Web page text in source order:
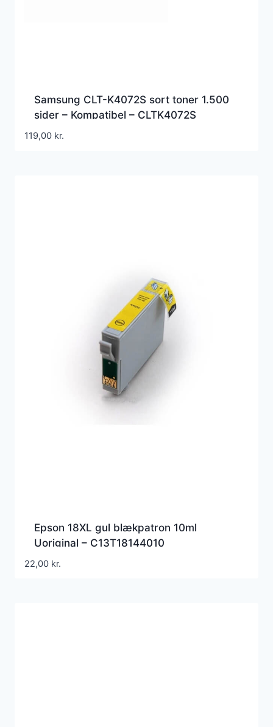
Samsung CLT-K4072S sort toner 1.500
sider – Kompatibel – CLTK4072S
119,00 kr.
Epson 18XL gul blækpatron 10ml
Uoriginal – C13T18144010
22,00 kr.